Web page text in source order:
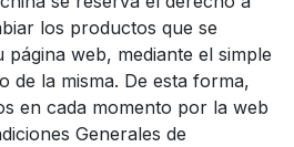
los productos que se
web, mediante el simple
de la misma. De esta forma,
en cada momento por la web
Generales de